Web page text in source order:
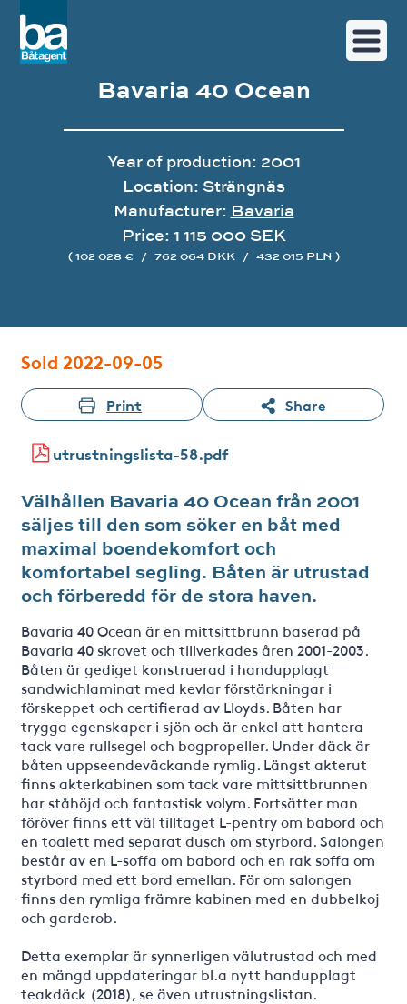
Bavaria 40 Ocean
Year of production: 2001
Location: Strängnäs
Manufacturer: Bavaria
Price: 1 115 000 SEK
( 102 028 € / 762 064 DKK / 432 015 PLN )
Sold 2022-09-05
Print Share
utrustningslista-58.pdf
Välhållen Bavaria 40 Ocean från 2001
säljes till den som söker en båt med
maximal boendekomfort och
komfortabel segling. Båten är utrustad
och förberedd för de stora haven.
Bavaria 40 Ocean är en mittsittbrunn baserad på
Bavaria 40 skrovet och tillverkades åren 2001-2003.
Båten är gediget konstruerad i handupplagt
sandwichlaminat med kevlar förstärkningar i
förskeppet och certifierad av Lloyds. Båten har
trygga egenskaper i sjön och är enkel att hantera
tack vare rullsegel och bogpropeller. Under däck är
båten uppseendeväckande rymlig. Längst akterut
finns akterkabinen som tack vare mittsittbrunnen
har ståhöjd och fantastisk volym. Fortsätter man
föröver finns ett väl tilltaget L-pentry om babord och
en toalett med separat dusch om styrbord. Salongen
består av en L-soffa om babord och en rak soffa om
styrbord med ett bord emellan. För om salongen
finns den rymliga främre kabinen med en dubbelkoj
och garderob.
Detta exemplar är synnerligen välutrustad och med
en mängd uppdateringar bl.a nytt handupplagt
teakdäck (2018), se även utrustningslistan.